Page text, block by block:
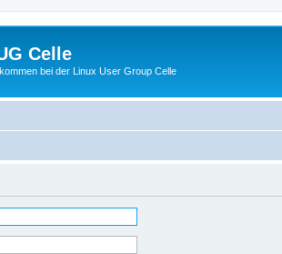
Celle
bei der Linux User Group Celle